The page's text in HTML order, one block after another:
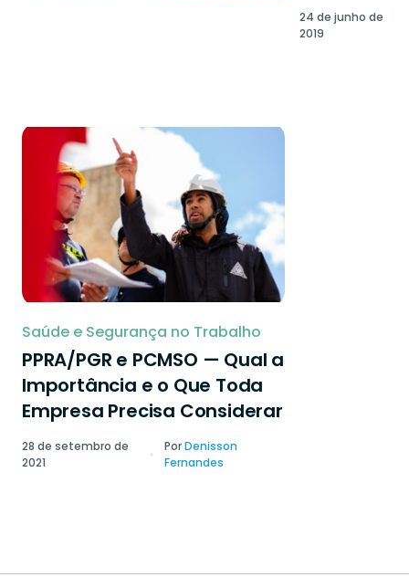
24 de junho de
2019
Saúde e Segurança no Trabalho
PPRA/PGR e PCMSO — Qual a
Importância e o Que Toda
Empresa Precisa Considerar
28 de setembro de
2021
PorDenisson
Fernandes